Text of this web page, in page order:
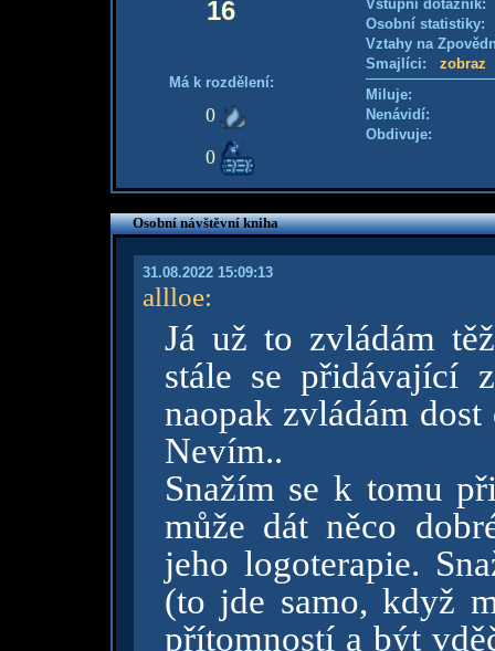
16
Má k rozdělení:
0
0
Vstupní
Osobní
Vztahy na
Smajlíci: zobraz
Miluje:
Nenávidí:
Obdivuje:
Osobní návštěvní kniha
31.08.2022 15:09:13
allloe:
Já už to zvládám
stále se přidávající
naopak zvládám
Nevím..
Snažím se k tomu
může dát něco
jeho logoterapie.
(to jde samo, když
přítomností a být